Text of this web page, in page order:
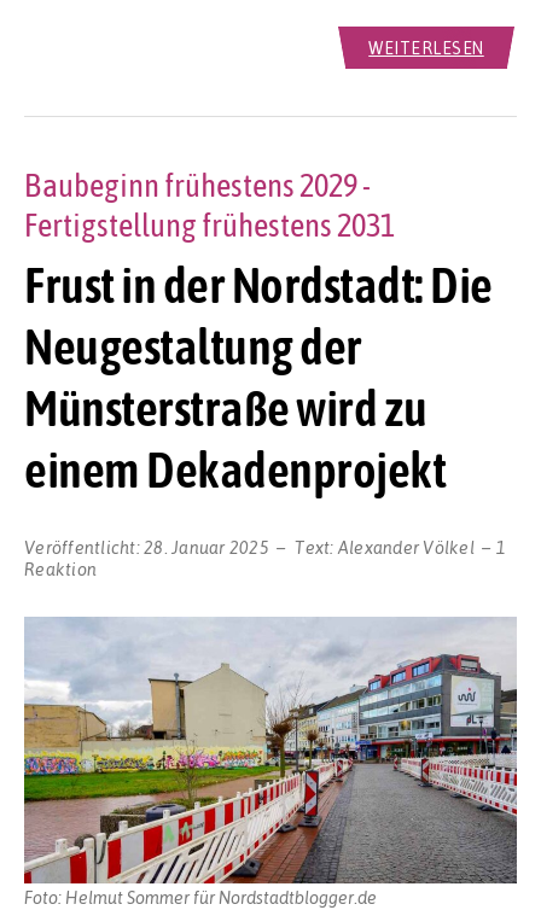
WEITERLESEN
Frust in der Nordstadt: Die
Neugestaltung der
Münsterstraße wird zu
einem Dekadenprojekt
Baubeginn frühestens 2029 -
Fertigstellung frühestens 2031
Veröffentlicht:28. Januar 2025 Text: Alexander Völkel
1
Reaktion
Foto: Helmut Sommer für Nordstadtblogger.de